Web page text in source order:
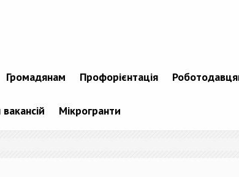
Громадянам Профорієнтація
Мікрогранти